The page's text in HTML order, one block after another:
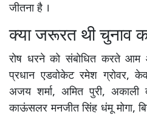
जीतना है ।
क्या जरूरत थी चुनाव
रोष धरने को संबोधित करते आम
प्रधान एडवोकेट रमेश ग्रोवर,
अजय शर्मा, अमित पुरी, अकाली
काऊंसलर मनजीत सिंह धंमू मोगा,